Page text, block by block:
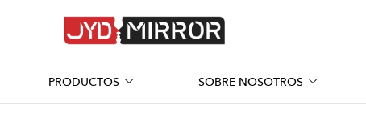
PRODUCTOS SOBRE NOSOTROS